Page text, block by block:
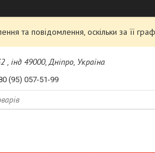
та повідомлення, оскільки за її
, інд 49000, Дніпро, Україна
(95) 057-51-99